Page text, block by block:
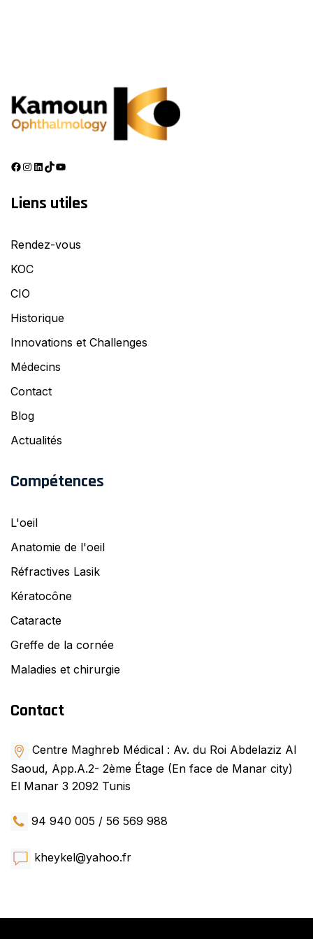
Facebook
Instagram
LinkedIn
TikTok
Liens utiles
Rendez-vous
KOC
CIO
Historique
Innovations et Challenges
Médecins
Contact
Blog
Actualités
Compétences
L'oeil
Anatomie de l'oeil
Réfractives Lasik
Kératocône
Cataracte
Greffe de la cornée
Maladies et chirurgie
Contact
Centre Maghreb Médical : Av. du Roi Abdelaziz Al
Saoud, App.A.2- 2ème Étage (En face de Manar city)
El Manar 3 2092 Tunis
94 940 005 / 56 569 988
kheykel@yahoo.fr